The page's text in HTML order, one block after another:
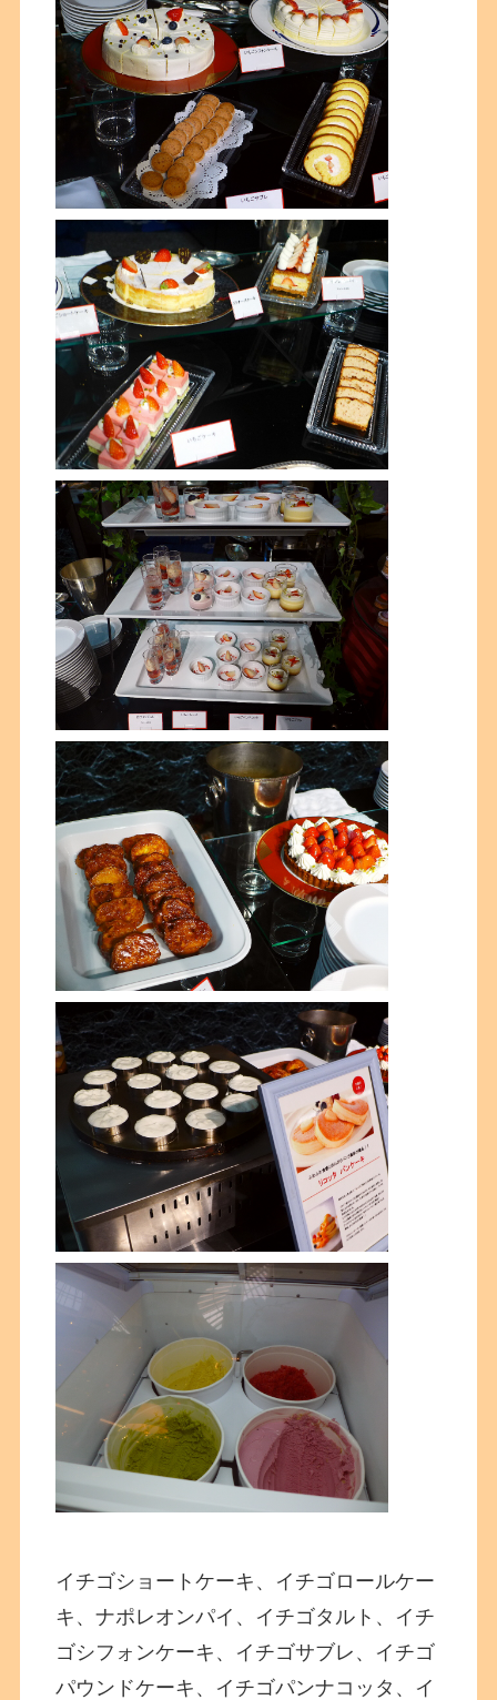
イチゴショートケーキ、イチゴロールケー
キ、ナポレオンパイ、イチゴタルト、イチ
ゴシフォンケーキ、イチゴサブレ、イチゴ
パウンドケーキ、イチゴパンナコッタ、イ